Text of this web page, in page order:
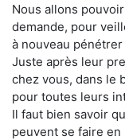
Nous allons
demande, pour
à nouveau
Juste après leur
chez vous, dans le
pour toutes leurs
Il faut bien savoir
peuvent se faire